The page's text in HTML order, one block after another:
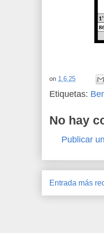
on 1.6.25
Etiquetas:
No hay
Publicar
Entrada más